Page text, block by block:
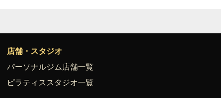
店舗・スタジオ
パーソナルジム店舗一覧
ピラティススタジオ一覧